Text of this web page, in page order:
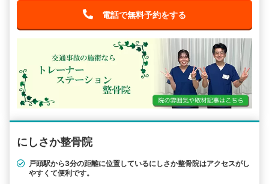
電話で無料予約をする
にしさか整骨院
戸頭駅から3分の距離に位置しているにしさか整骨院はアクセスがし
やすくて便利です。